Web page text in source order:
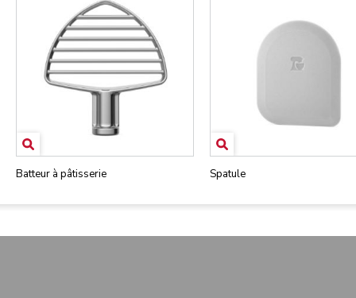
Batteur à pâtisserie Spatule